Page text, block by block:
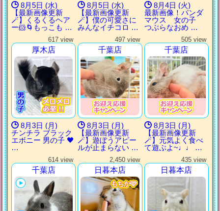
8月5日 (水)
【最新画像更新
🪄】くるくるヘア
ー🐹🌀もっこも …
8月5日 (水)
【最新画像更新
🪄】僕の可愛さに
みんなイチコロ …
8月4日 (火)
最新画像！パンダ
マウス 女の子
つぶらなおめ …
617 view
厚木店
8月3日 (月)
チンチラ ブラック
エボニー 男の子 🖤
…
497 view
千葉店
8月3日 (月)
【最新画像更新
🪄】遊ぼうアピー
ルが止まらない …
505 view
千葉店
8月3日 (月)
【最新画像更新
🪄】元気よく食べ
て遊ぶよ~♩♩ …
614 view
千葉店
2,450 view
日暮本店
もちか🩷
もちか🩷
もちか🩷
もちか🩷
435 view
日暮本店